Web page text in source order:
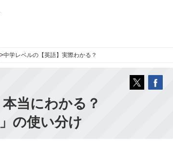
>中学レベルの【英語】実際わかる？
本当にわかる？
の使い分け